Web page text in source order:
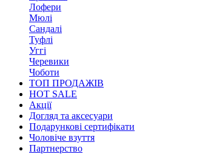
Лофери
Мюлі
Сандалі
Туфлі
Уггі
Черевики
Чоботи
ТОП ПРОДАЖІВ
HOT SALE
Акції
Догляд та аксесуари
Подарункові сертифікати
Чоловіче взуття
Партнерство